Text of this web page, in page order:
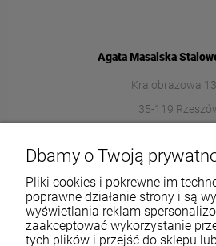
Agata Masalska
Krajobrazowa
35-119
572989669
Informacje
Dbamy o Twoją
Pliki cookies i pokrewne im
poprawne działanie strony i są
wyświetlania reklam
zaakceptować wykorzystanie
tych plików i przejść do sklepu